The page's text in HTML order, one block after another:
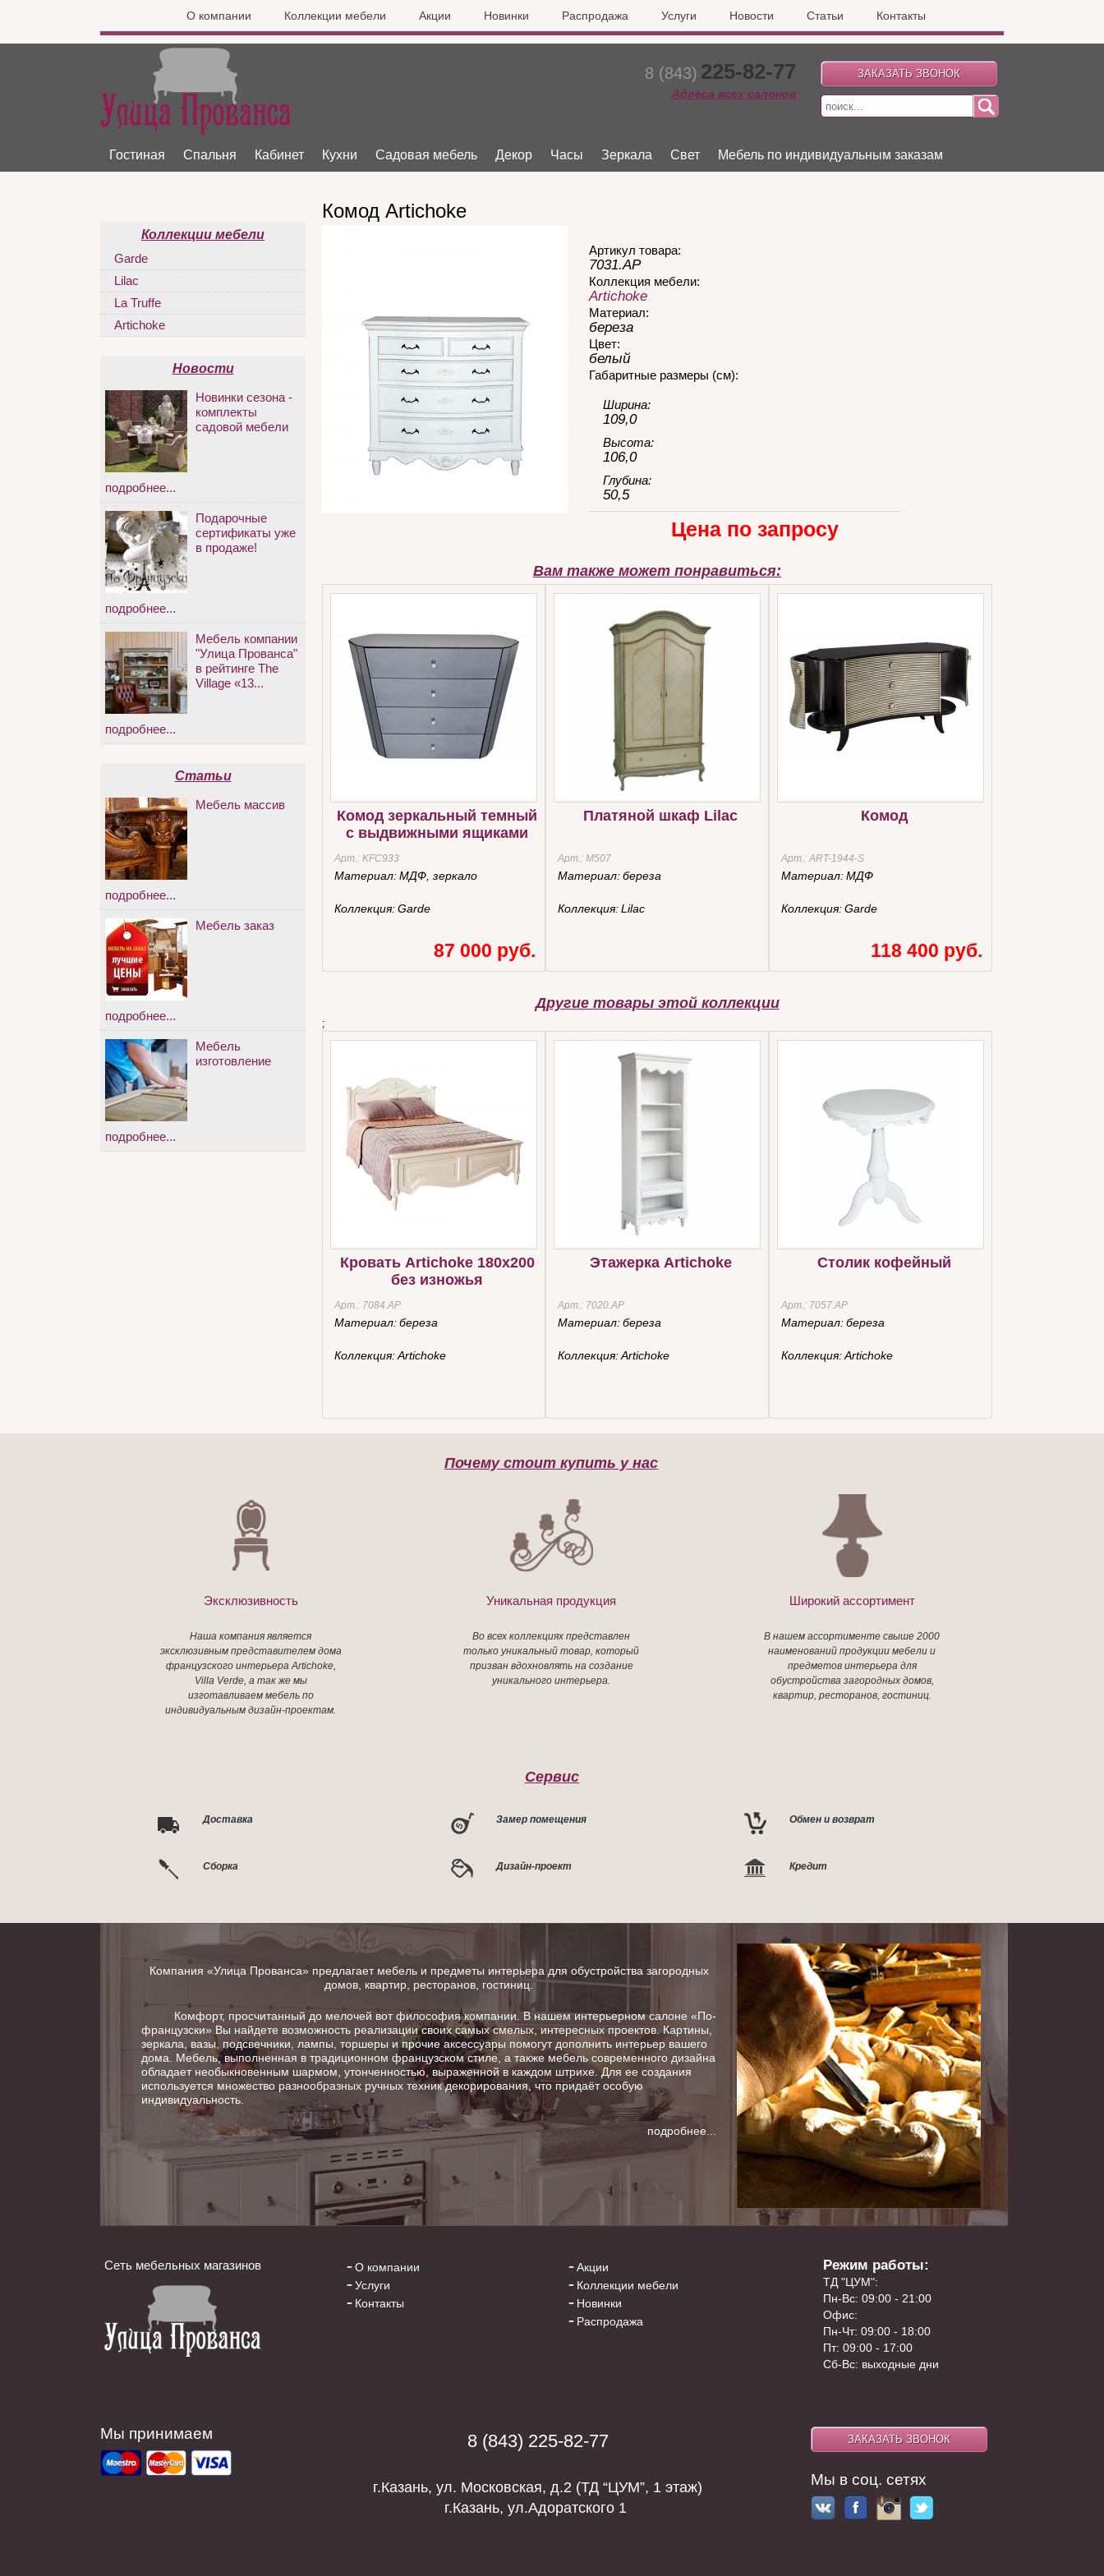
О компании Коллекции мебели Акции Новинки Распродажа Услуги Новости Статьи Контакты
8 (843) 225-82-77
Адреса всех салонов
Гостиная Спальня Кабинет Кухни Садовая мебель Декор Часы Зеркала Свет Мебель по индивидуальным заказам
Комод Artichoke
Артикул товара:
7031.AР
Коллекция мебели:
Artichoke
Материал:
береза
Цвет:
белый
Габаритные размеры (см):
Ширина:
109,0
Высота:
106,0
Глубина:
50,5
Цена по запросу
Вам также может понравиться:
Комод зеркальный темный
с выдвижными ящиками
Арт.: KFC933
Материал:МДФ, зеркало
Коллекция:Garde
87 000 руб.
Платяной шкаф Lilac
Арт.: М507
Материал:береза
Коллекция:Lilac
Комод
Арт.: ART-1944-S
Материал:МДФ
Коллекция:Garde
118 400 руб.
Другие товары этой коллекции
;
Кровать Artichoke 180х200
без изножья
Арт.: 7084.AP
Материал:береза
Коллекция:Artichoke
Этажерка Artichoke
Арт.: 7020.AР
Материал:береза
Коллекция:Artichoke
Столик кофейный
Арт.: 7057.AР
Материал:береза
Коллекция:Artichoke
Коллекции мебели
Garde
Lilac
La Truffe
Artichoke
Новости
Новинки сезона -
комплекты
садовой мебели
подробнее...
Подарочные
сертификаты уже
в продаже!
подробнее...
Мебель компании
"Улица Прованса"
в рейтинге The
Village «13...
подробнее...
Статьи
Мебель массив
подробнее...
Мебель заказ
подробнее...
Мебель
изготовление
подробнее...
Почему стоит купить у нас
Эксклюзивность
Наша компания является
эксклюзивным представителем дома
французского интерьера Artichoke,
Villa Verde, а так же мы
изготавливаем мебель по
индивидуальным дизайн-проектам.
Уникальная продукция
Во всех коллекциях представлен
только уникальный товар, который
призван вдохновлять на создание
уникального интерьера.
Широкий ассортимент
В нашем ассортименте свыше 2000
наименований продукции мебели и
предметов интерьера для
обустройства загородных домов,
квартир, ресторанов, гостиниц.
Сервис
Доставка Замер помещения Обмен и возврат
Сборка Дизайн-проект Кредит
Компания «Улица Прованса» предлагает мебель и предметы интерьера для обустройства загородных
домов, квартир, ресторанов, гостиниц.
Комфорт, просчитанный до мелочей вот философия компании. В нашем интерьерном салоне «По-
французски» Вы найдете возможность реализации своих самых смелых, интересных проектов. Картины,
зеркала, вазы, подсвечники, лампы, торшеры и прочие аксессуары помогут дополнить интерьер вашего
дома. Мебель, выполненная в традиционном французском стиле, а также мебель современного дизайна
обладает необыкновенным шармом, утонченностью, выраженной в каждом штрихе. Для ее создания
используется множество разнообразных ручных техник декорирования, что придаёт особую
индивидуальность.
подробнее...
Сеть мебельных магазинов
О компании
Услуги
Контакты
Акции
Коллекции мебели
Новинки
Распродажа
Режим работы:
ТД "ЦУМ":
Пн-Вс: 09:00 - 21:00
Офис:
Пн-Чт: 09:00 - 18:00
Пт: 09:00 - 17:00
Сб-Вс: выходные дни
Мы принимаем 8 (843) 225-82-77
г.Казань, ул. Московская, д.2 (ТД “ЦУМ”, 1 этаж)
г.Казань, ул.Адоратского 1
Мы в соц. сетях